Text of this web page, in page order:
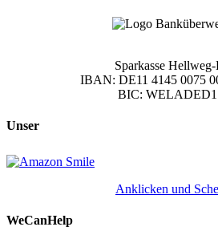
Sparkasse
IBAN: DE11 4145 0075
BIC:
Unser
Anklicken und
WeCanHelp